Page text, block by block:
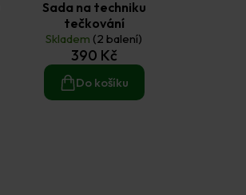
Sada na techniku
tečkování
Skladem (2 balení)
390 Kč
Do košíku